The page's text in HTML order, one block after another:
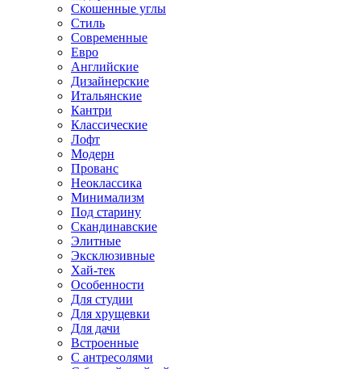
Скошенные углы
Стиль
Современные
Евро
Английские
Дизайнерские
Итальянские
Кантри
Классические
Лофт
Модерн
Прованс
Неоклассика
Минимализм
Под старину
Скандинавские
Элитные
Эксклюзивные
Хай-тек
Особенности
Для студии
Для хрущевки
Для дачи
Встроенные
С антресолями